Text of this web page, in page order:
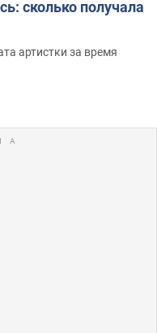
сколько получала
артистки за время